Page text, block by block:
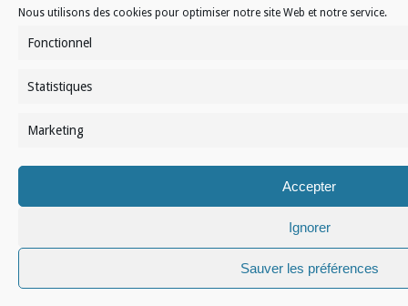
Nous utilisons des cookies pour optimiser notre site Web et notre service.
Fonctionnel
Statistiques
Marketing
Accepter
Ignorer
Sauver les préférences